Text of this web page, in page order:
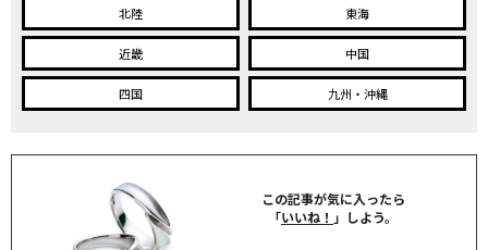
北陸 東海
近畿 中国
四国 九州・沖縄
この記事が気に入ったら
「いいね！ 」しよう。